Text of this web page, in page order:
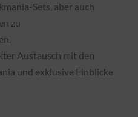
Sets, aber auch
zu
Austausch mit den
und exklusive Einblicke